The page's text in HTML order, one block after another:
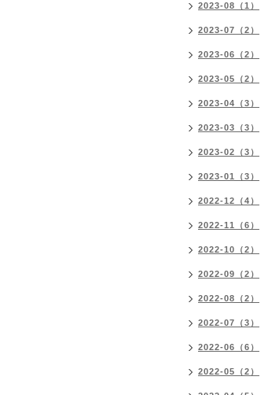
2023-08（1）
2023-07（2）
2023-06（2）
2023-05（2）
2023-04（3）
2023-03（3）
2023-02（3）
2023-01（3）
2022-12（4）
2022-11（6）
2022-10（2）
2022-09（2）
2022-08（2）
2022-07（3）
2022-06（6）
2022-05（2）